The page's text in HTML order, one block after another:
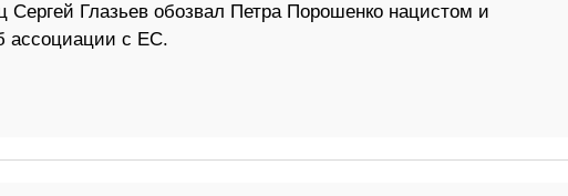
Глазьев обозвал Петра Порошенко нацистом и
ассоциации с ЕС.